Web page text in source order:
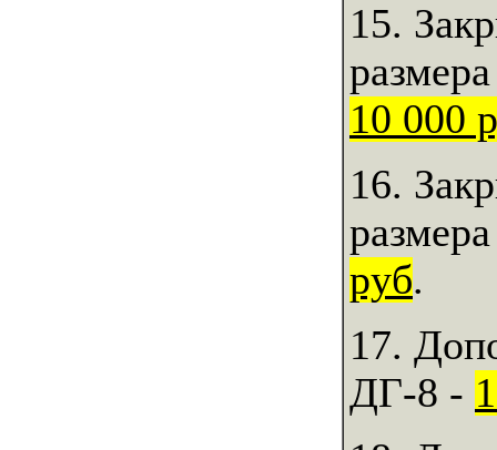
15.
10 000
16.
руб.
17.
ДГ-8 -